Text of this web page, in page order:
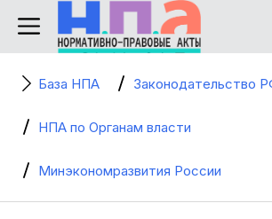
База НПА Законодательство
НПА по Органам власти
Минэкономразвития России